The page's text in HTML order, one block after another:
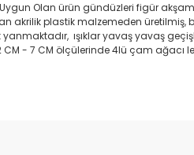
Olan ürün gündüzleri figür
akrilik plastik malzemeden üretilmiş,
yanmaktadır, ışıklar yavaş yavaş
CM - 7 CM ölçülerinde 4lü çam ağacı